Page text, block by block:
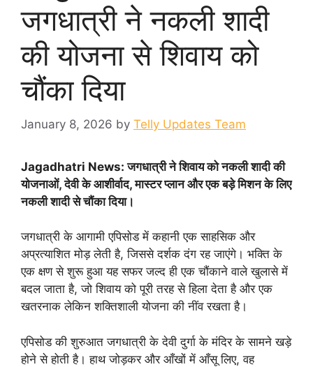
जगधात्री ने नकली शादी
की योजना से शिवाय को
चौंका दिया
January 8, 2026 by Telly Updates Team
Jagadhatri News: जगधात्री ने शिवाय को नकली शादी की
योजनाओं, देवी के आशीर्वाद, मास्टर प्लान और एक बड़े मिशन के लिए
नकली शादी से चौंका दिया।
जगधात्री के आगामी एपिसोड में कहानी एक साहसिक और
अप्रत्याशित मोड़ लेती है, जिससे दर्शक दंग रह जाएंगे। भक्ति के
एक क्षण से शुरू हुआ यह सफर जल्द ही एक चौंकाने वाले खुलासे में
बदल जाता है, जो शिवाय को पूरी तरह से हिला देता है और एक
खतरनाक लेकिन शक्तिशाली योजना की नींव रखता है।
एपिसोड की शुरुआत जगधात्री के देवी दुर्गा के मंदिर के सामने खड़े
होने से होती है। हाथ जोड़कर और आँखों में आँसू लिए, वह